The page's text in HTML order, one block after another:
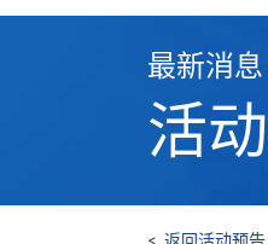
最新消息
活